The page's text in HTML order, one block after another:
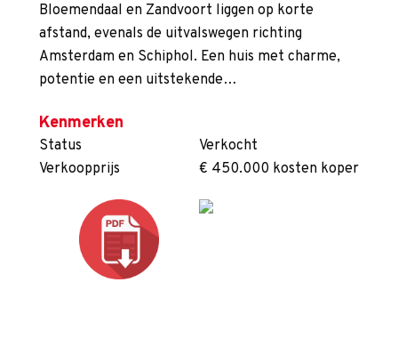
Bloemendaal en Zandvoort liggen op korte
afstand, evenals de uitvalswegen richting
Amsterdam en Schiphol. Een huis met charme,
potentie en een uitstekende…
Kenmerken
Status
Verkocht
Verkoopprijs
€ 450.000 kosten koper